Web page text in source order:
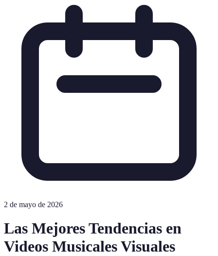
2 de mayo de 2026
Las Mejores Tendencias en
Videos Musicales Visuales